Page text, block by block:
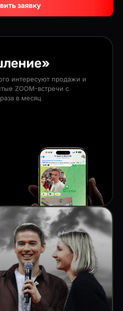
заявку
интересуют продажи и
ZOOM-встречи с
в месяц